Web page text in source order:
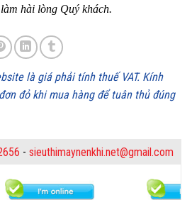
hài lòng Quý khách.
là giá phải tính thuế VAT. Kính
đỏ khi mua hàng để tuân thủ đúng
- sieuthimaynenkhi.net@gmail.com